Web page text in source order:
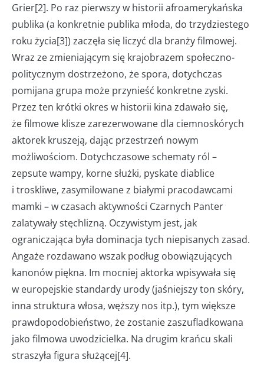
Grier[2]. Po raz pierwszy w historii afroamerykańska
publika (a konkretnie publika młoda, do trzydziestego
roku życia[3]) zaczęła się liczyć dla branży filmowej.
Wraz ze zmieniającym się krajobrazem społeczno-
politycznym dostrzeżono, że spora, dotychczas
pomijana grupa może przynieść konkretne zyski.
Przez ten krótki okres w historii kina zdawało się,
że filmowe klisze zarezerwowane dla ciemnoskórych
aktorek kruszeją, dając przestrzeń nowym
możliwościom. Dotychczasowe schematy ról –
zepsute wampy, korne służki, pyskate diablice
i troskliwe, zasymilowane z białymi pracodawcami
mamki – w czasach aktywności Czarnych Panter
zalatywały stęchlizną. Oczywistym jest, jak
ograniczająca była dominacja tych niepisanych zasad.
Angaże rozdawano wszak podług obowiązujących
kanonów piękna. Im mocniej aktorka wpisywała się
w europejskie standardy urody (jaśniejszy ton skóry,
inna struktura włosa, węższy nos itp.), tym większe
prawdopodobieństwo, że zostanie zaszufladkowana
jako filmowa uwodzicielka. Na drugim krańcu skali
straszyła figura służącej[4].